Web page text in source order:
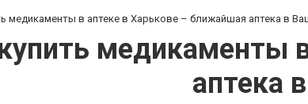
медикаменты в аптеке в Харькове – ближайшая аптека в
медикаменты
аптека